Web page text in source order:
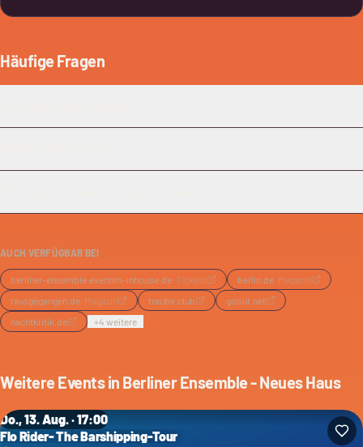
Häufige Fragen
AUCH VERFÜGBAR BEI
berliner-ensemble.eventim-inhouse.de· Tickets berlin.de· Magazin
rausgegangen.de· Magazin traube.club
goout.net
nachtkritik.de
+4 weitere
Weitere Events in Berliner Ensemble - Neues Haus
Do., 13. Aug. · 17:00
Flo Rider- The Barshipping-Tour